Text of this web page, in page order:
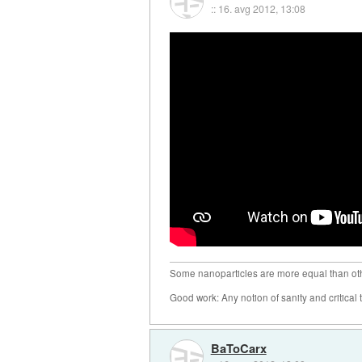
:: 16. avg 2012, 13:08
Some nanoparticles are more equal than
Good work: Any notion of sanity and
BaToCarx